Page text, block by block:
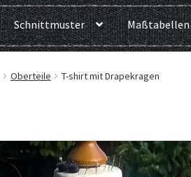
Schnittmuster Maßtabellen
Oberteile T-shirt mit Drapekragen